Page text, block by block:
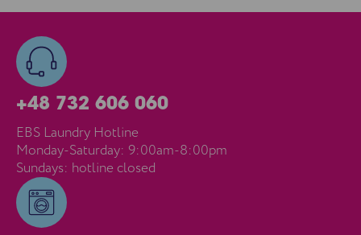
+48 732 606 060
EBS Laundry Hotline
Monday-Saturday: 9:00am-8:00pm
Sundays: hotline closed